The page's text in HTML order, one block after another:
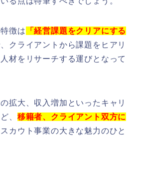
徴は 「経営課題をクリアにする
クライアントから課題をヒアリ
材をリサーチする運びとなって
拡大、収入増加といったキャリ
、 移籍者、クライアント双方に
カウト事業の大きな魅力のひと